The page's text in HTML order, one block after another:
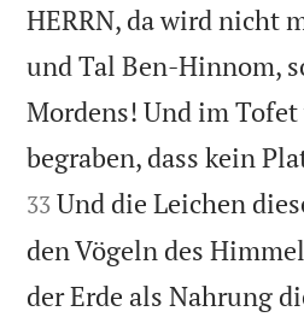
HERRN, da wird nicht
und Tal Ben-Hinnom,
Mordens! Und im
begraben, dass kein
33 Und die Leichen
den Vögeln des
der Erde als Nahrung